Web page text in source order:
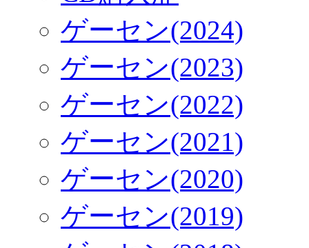
ゲーセン(2024)
ゲーセン(2023)
ゲーセン(2022)
ゲーセン(2021)
ゲーセン(2020)
ゲーセン(2019)